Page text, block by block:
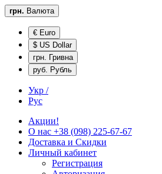
грн. Валюта
€ Euro
$ US Dollar
грн. Гривна
руб. Рубль
Укр /
Рус
Акции!
О нас +38 (098) 225-67-67
Доставка и Скидки
Личный кабинет
Регистрация